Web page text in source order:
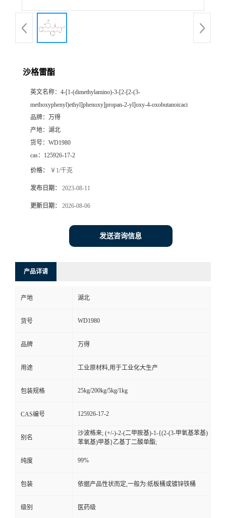
沙格雷酯
英文名称： 4-[1-(dimethylamino)-3-[2-[2-(3-
methoxyphenyl)ethyl]phenoxy]propan-2-yl]oxy-4-oxobutanoicaci
品牌： 万得
产地： 湖北
货号： WD1980
cas： 125926-17-2
价格： ￥1/千克
发布日期： 2023-08-11
更新日期： 2026-08-06
发送咨询信息
产品详请
产地 湖北
货号 WD1980
品牌 万得
用途 工业原材料,用于工业化大生产
包装规格 25kg/200kg/5kg/1kg
CAS编号 125926-17-2
别名
沙波格来; (+/-)-2-(二甲胺基)-1-{(2-(3-甲氧基苯基)
苯氧基)甲基}乙基丁二酸单酯;
纯度 99%
包装 依据产品性状而定,一般为:纸板桶或镀锌铁桶
级别 医药级